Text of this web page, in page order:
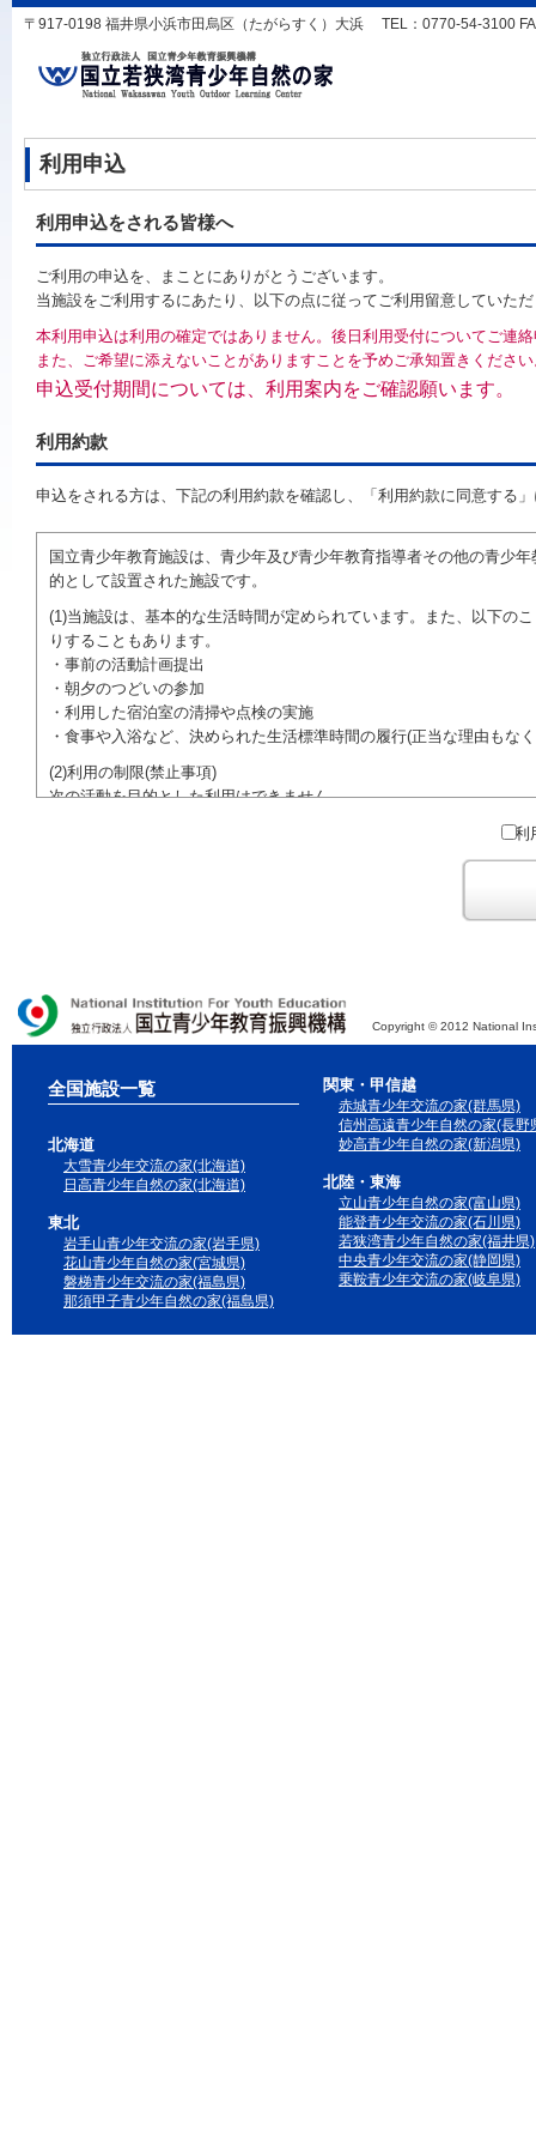
〒917-0198 福井県小浜市田烏区（たがらすく）大浜 TEL：0770-54-3100
利用申込
利用申込をされる皆様へ
ご利用の申込を、まことにありがとうございます。
当施設をご利用するにあたり、以下の点に従ってご利用留意していた
本利用申込は利用の確定ではありません。後日利用受付についてご連
また、ご希望に添えないことがありますことを予めご承知置きくださ
申込受付期間については、利用案内をご確認願います。
利用約款
申込をされる方は、下記の利用約款を確認し、「利用約款に同意する
国立青少年教育施設は、青少年及び青少年教育指導者その他の青少
的として設置された施設です。
(1)当施設は、基本的な生活時間が定められています。また、以下の
りすることもあります。
・事前の活動計画提出
・朝夕のつどいの参加
・利用した宿泊室の清掃や点検の実施
・食事や入浴など、決められた生活標準時間の履行(正当な理由も
(2)利用の制限(禁止事項)
次の活動を目的とした利用はできません。
●特定の政党を支持、またはこれに反対するための政治教育その他の
●特定の宗教を支持、またはこれに反対するための宗教教育その他
域での勧誘活動を行ったり、自らの団体の活動をアピールする活動等)
利
Copyright © 2012 National
全国施設一覧
北海道
大雪青少年交流の家(北海道)
日高青少年自然の家(北海道)
東北
岩手山青少年交流の家(岩手県)
花山青少年自然の家(宮城県)
磐梯青少年交流の家(福島県)
那須甲子青少年自然の家(福島県)
関東・甲信越
赤城青少年交流の家(群馬県)
信州高遠青少年自然の家(長野
妙高青少年自然の家(新潟県)
北陸・東海
立山青少年自然の家(富山県)
能登青少年交流の家(石川県)
若狭湾青少年自然の家(福井県)
中央青少年交流の家(静岡県)
乗鞍青少年交流の家(岐阜県)